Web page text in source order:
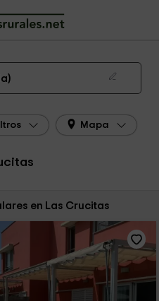
de 2026
Mapa
en Las Crucitas